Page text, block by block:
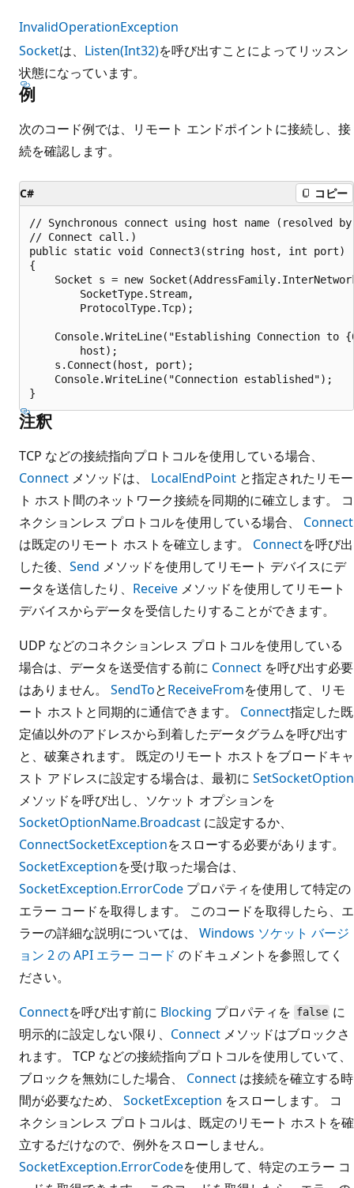
InvalidOperationException
Socketは、 Listen(Int32)を呼び出すことによってリッスン
状態になっています。
例
次のコード例では、リモート エンドポイントに接続し、接
続を確認します。
C# コピー
// Synchronous connect using host name (resolved
// Connect call.)
public static void Connect3(string host, int port)
{
Socket s = new
        SocketType.Stream,
        ProtocolType.Tcp);
Console.WriteLine("Establishing Connection to
        host);
    s.Connect(host, port);
    Console.WriteLine("Connection established");
注釈
TCP などの接続指向プロトコルを使用している場合、
Connect メソッドは、 LocalEndPoint と指定されたリモー
ト ホスト間のネットワーク接続を同期的に確立します。 コ
ネクションレス プロトコルを使用している場合、 Connect
は既定のリモート ホストを確立します。 Connectを呼び出
した後、 Send メソッドを使用してリモート デバイスにデ
ータを送信したり、 Receive メソッドを使用してリモート
デバイスからデータを受信したりすることができます。
UDP などのコネクションレス プロトコルを使用している
場合は、データを送受信する前に Connect を呼び出す必要
はありません。 SendToとReceiveFromを使用して、リモ
ート ホストと同期的に通信できます。 Connect指定した既
定値以外のアドレスから到着したデータグラムを呼び出す
と、破棄されます。 既定のリモート ホストをブロードキャ
スト アドレスに設定する場合は、最初に SetSocketOption
メソッドを呼び出し、ソケット オプションを
SocketOptionName.Broadcast に設定するか、
ConnectSocketExceptionをスローする必要があります。
SocketExceptionを受け取った場合は、
SocketException.ErrorCode プロパティを使用して特定の
エラー コードを取得します。 このコードを取得したら、エ
ラーの詳細な説明については、 Windows ソケット バージ
ョン 2 の API エラー コード のドキュメントを参照してく
ださい。
Connectを呼び出す前に Blocking プロパティを false に
明示的に設定しない限り、 Connect メソッドはブロックさ
れます。 TCP などの接続指向プロトコルを使用していて、
ブロックを無効にした場合、 Connect は接続を確立する時
間が必要なため、 SocketException をスローします。 コ
ネクションレス プロトコルは、既定のリモート ホストを確
立するだけなので、例外をスローしません。
SocketException.ErrorCodeを使用して、特定のエラー コ